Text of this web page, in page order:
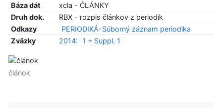
Báza dát
xcla - ČLÁNKY
Druh dok.
RBX - rozpis článkov z periodík
Odkazy
PERIODIKÁ-Súborný záznam periodika
Zväzky
2014: 1 + Suppl. 1
článok